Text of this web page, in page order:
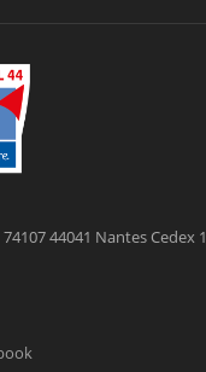
44041 Nantes Cedex 1